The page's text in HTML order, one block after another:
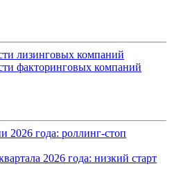
лизинговых компаний
факторинговых компаний
2026 года: роллинг-стоп
2026 года: низкий старт